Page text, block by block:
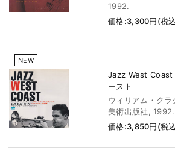
1992.
価格:3,300円(税
NEW
Jazz West Coast
ースト
ウィリアム・ク
美術出版社, 1992.
価格:3,850円(税